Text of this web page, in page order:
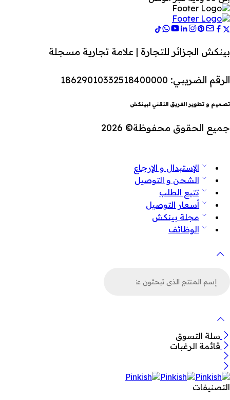
بينكش الجزائر للتجارة | علامة تجارية مسجلة
الرقم الضريبي: 18629010332518400000
تصميم و تطوير الفريق التقني لبينكش
جميع الحقوق محفوظة© 2026
الإستبدال و الإرجاع
الشحن و التوصيل
تتبع الطلب
أسعار التوصيل
مجلة بينكش
الوظائف
سلة التسوق
قائمة الرغبات
التصنيفات